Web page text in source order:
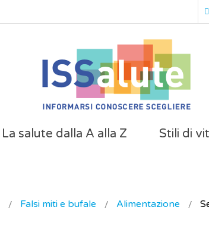
La salute dalla A alla Z Stili di
Falsi miti e bufale Alimentazione